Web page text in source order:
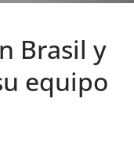
Brasil y
equipo